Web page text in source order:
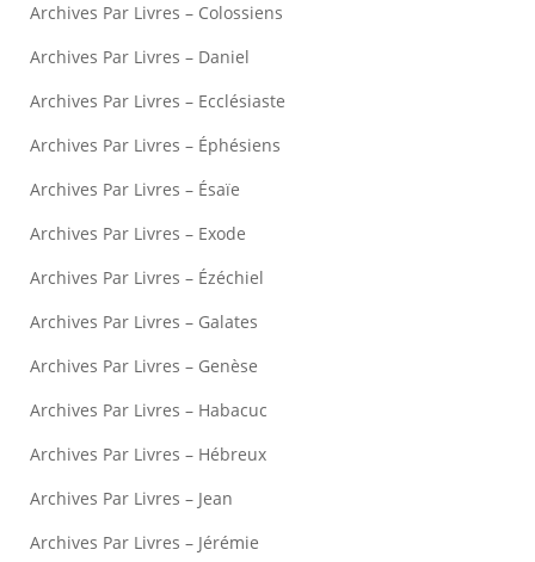
Archives Par Livres – Colossiens
Archives Par Livres – Daniel
Archives Par Livres – Ecclésiaste
Archives Par Livres – Éphésiens
Archives Par Livres – Ésaïe
Archives Par Livres – Exode
Archives Par Livres – Ézéchiel
Archives Par Livres – Galates
Archives Par Livres – Genèse
Archives Par Livres – Habacuc
Archives Par Livres – Hébreux
Archives Par Livres – Jean
Archives Par Livres – Jérémie